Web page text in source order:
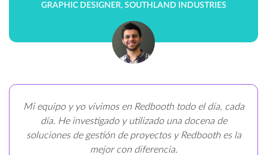
GRAPHIC DESIGNER, SOUTHLAND INDUSTRIES
Mi equipo y yo vivimos en Redbooth todo el día, cada
día. He investigado y utilizado una docena de
soluciones de gestión de proyectos y Redbooth es la
mejor con diferencia.